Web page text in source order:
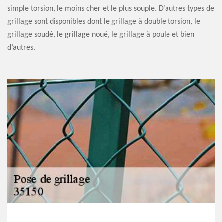
simple torsion, le moins cher et le plus souple. D’autres types de
grillage sont disponibles dont le grillage à double torsion, le
grillage soudé, le grillage noué, le grillage à poule et bien
d’autres.